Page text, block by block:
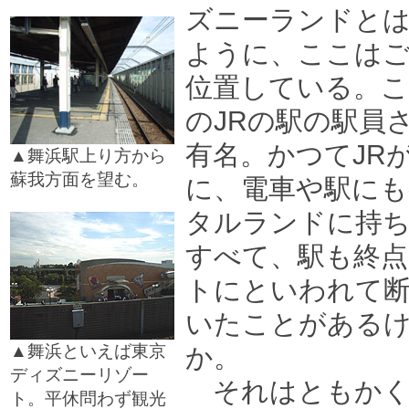
▲舞浜駅上り方から
蘇我方面を望む。
▲舞浜といえば東京
ディズニーリゾー
ト。平休問わず観光
ズニーランドと
ように、ここは
位置している。
のJRの駅の駅員
有名。かつてJR
に、電車や駅に
タルランドに持
すべて、駅も終
トにといわれて
いたことがある
か。
それはともか